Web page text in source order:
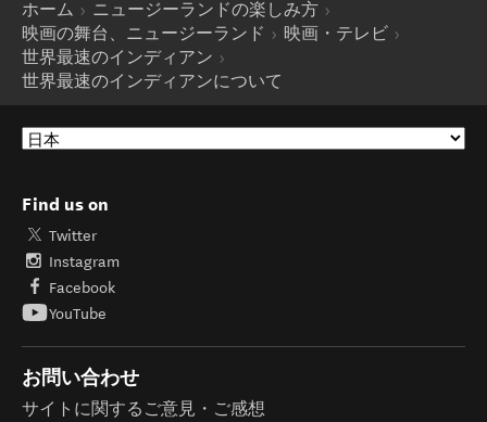
ホーム
ニュージーランドの楽しみ方
映画の舞台、ニュージーランド
映画・テレビ
世界最速のインディアン
世界最速のインディアンについて
Find us on
Twitter
Instagram
Facebook
YouTube
お問い合わせ
サイトに関するご意見・ご感想